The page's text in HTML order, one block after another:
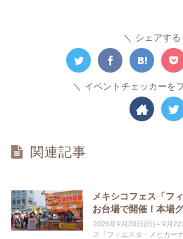
シェアする
イベントチェッカーを
関連記事
メキシコフェス「フ
お台場で開催！本場
2026年9月20日(日)～9月22
ス「フィエスタ・メヒカー